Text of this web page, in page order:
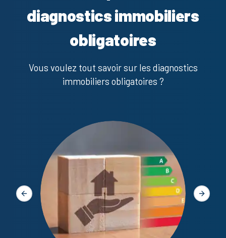
diagnostics immobiliers
obligatoires
Vous voulez tout savoir sur les diagnostics
immobiliers obligatoires ?
Slide précédente Slide